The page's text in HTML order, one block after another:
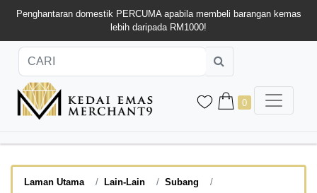
Penghantaran domestik PERCUMA apabila membeli barangan kemas
lebih daripada RM1000!
0
Laman Utama Lain-Lain Subang